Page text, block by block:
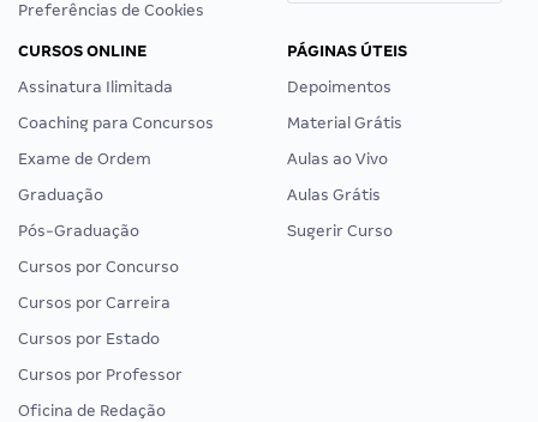
Preferências de Cookies
CURSOS ONLINE
Assinatura Ilimitada
Coaching para Concursos
Exame de Ordem
Graduação
Pós-Graduação
Cursos por Concurso
Cursos por Carreira
Cursos por Estado
Cursos por Professor
Oficina de Redação
PÁGINAS ÚTEIS
Depoimentos
Material Grátis
Aulas ao Vivo
Aulas Grátis
Sugerir Curso